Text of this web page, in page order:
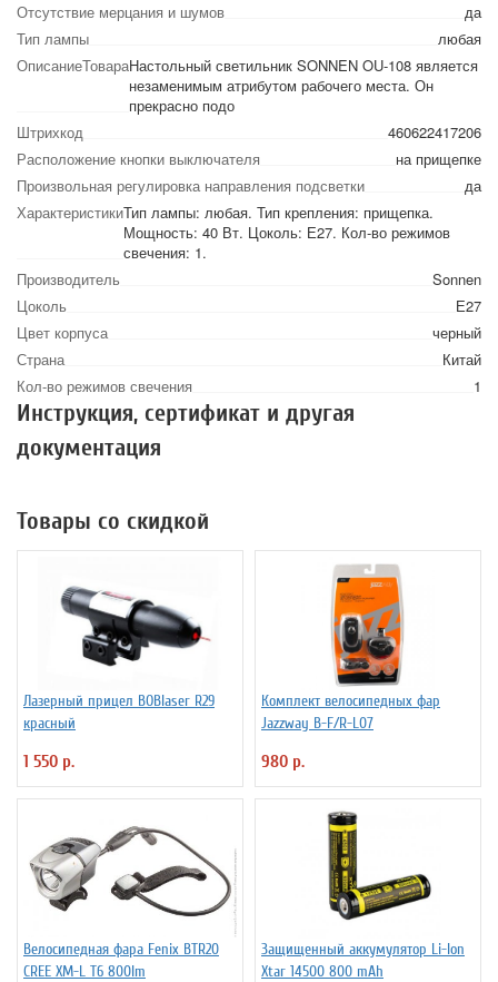
Отсутствие мерцания и шумов
да
Тип лампы
любая
ОписаниеТовараНастольный светильник SONNEN OU-108 является
незаменимым атрибутом рабочего места. Он
прекрасно подо
Штрихкод
460622417206
Расположение кнопки выключателя
на прищепке
Произвольная регулировка направления подсветки
да
ХарактеристикиТип лампы: любая. Тип крепления: прищепка.
Мощность: 40 Вт. Цоколь: Е27. Кол-во режимов
свечения: 1.
Производитель
Sonnen
Цоколь
Е27
Цвет корпуса
черный
Страна
Китай
Кол-во режимов свечения
1
Инструкция, сертификат и другая
документация
Товары со скидкой
Лазерный прицел BOBlaser R29
красный
1 550 р.
Комплект велосипедных фар
Jazzway B-F/R-L07
980 р.
Велосипедная фара Fenix BTR20
CREE XM-L T6 800lm
Защищенный аккумулятор Li-Ion
Xtar 14500 800 mAh